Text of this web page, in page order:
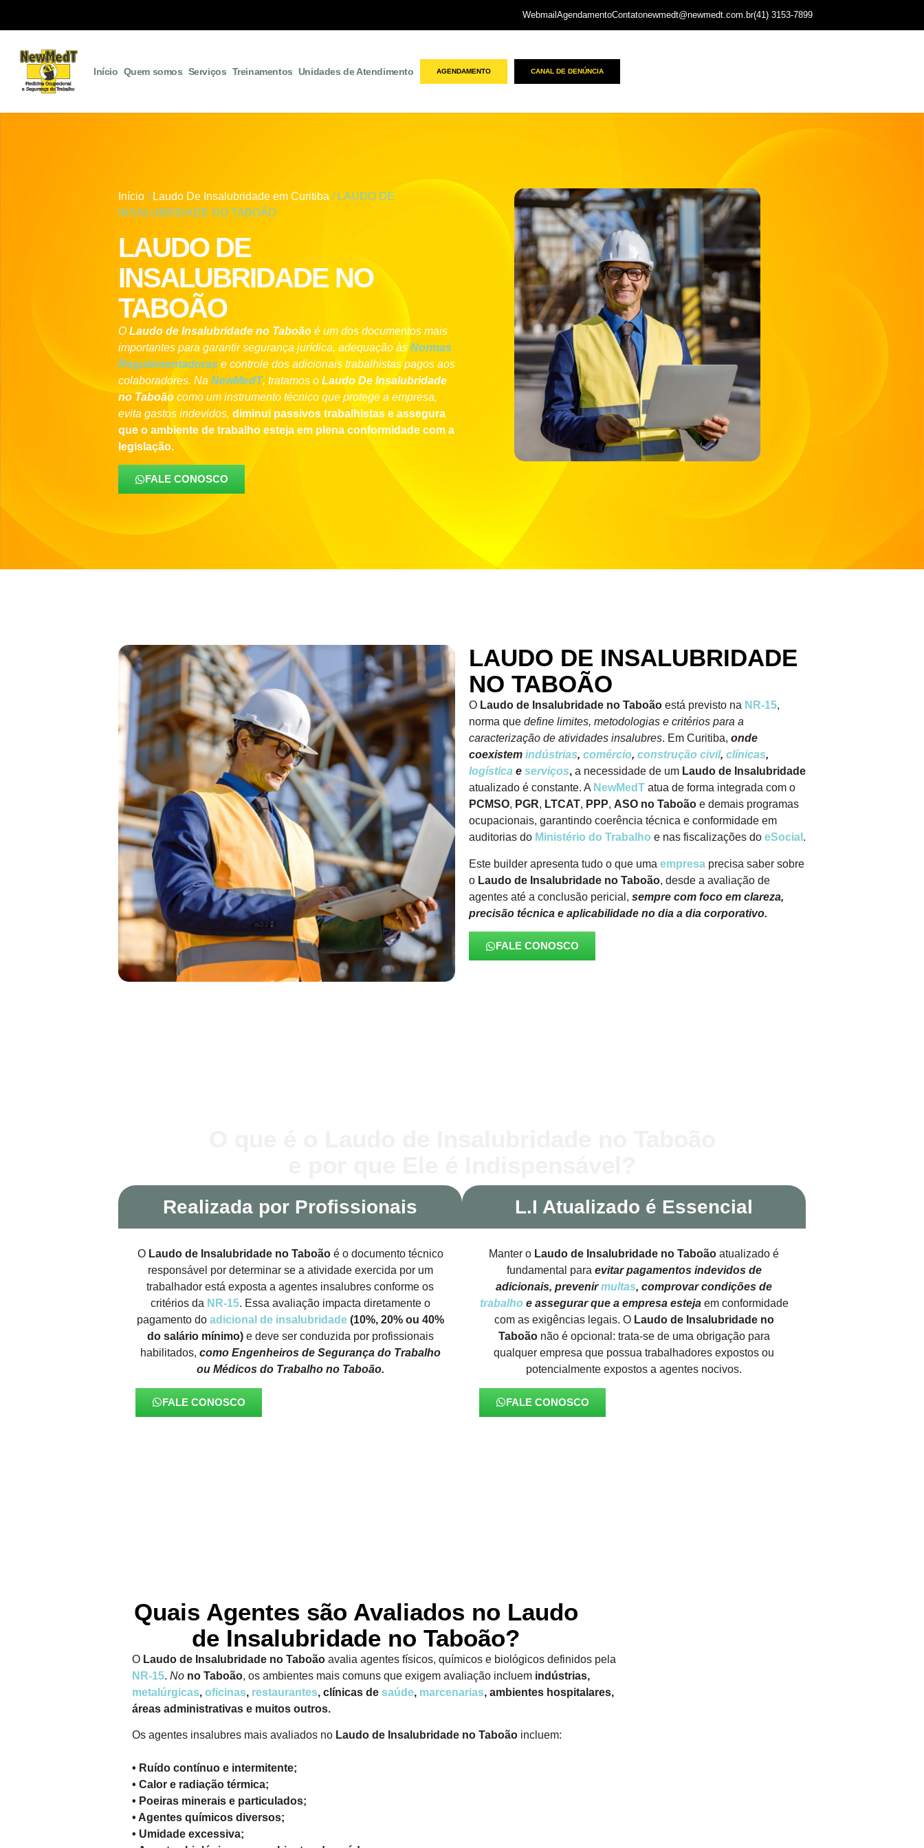
Webmail AgendamentoContatonewmedt@newmedt.com.br(41) 3153-7899
Início Quem somos Serviços Treinamentos Unidades de Atendimento AGENDAMENTO CANAL DE DENÚNCIA
Início / Laudo De Insalubridade em Curitiba / LAUDO DE
INSALUBRIDADE NO TABOÃO
LAUDO DE
INSALUBRIDADE NO
TABOÃO
O Laudo de Insalubridade no Taboão é um dos documentos mais
importantes para garantir segurança jurídica, adequação àsNormas
Regulamentadoras e controle dos adicionais trabalhistas pagos aos
colaboradores. Na NewMedT, tratamos o Laudo De Insalubridade
no Taboão como um instrumento técnico que protege a empresa,
evita gastos indevidos, diminui passivos trabalhistas e assegura
que o ambiente de trabalho esteja em plena conformidade com a
legislação.
FALE CONOSCO
LAUDO DE INSALUBRIDADE
NO TABOÃO
O Laudo de Insalubridade no Taboão está previsto na NR-15,
norma que define limites, metodologias e critérios para a
caracterização de atividades insalubres. Em Curitiba, onde
coexistem indústrias, comércio, construção civil, clínicas,
logística e serviços, a necessidade de um Laudo de Insalubridade
atualizado é constante. A NewMedT atua de forma integrada com o
PCMSO, PGR, LTCAT, PPP, ASO no Taboão e demais programas
ocupacionais, garantindo coerência técnica e conformidade em
auditorias do Ministério do Trabalho e nas fiscalizações do eSocial .
Este builder apresenta tudo o que uma empresa precisa saber sobre
o Laudo de Insalubridade no Taboão, desde a avaliação de
agentes até a conclusão pericial, sempre com foco em clareza,
precisão técnica e aplicabilidade no dia a dia corporativo.
FALE CONOSCO
Realizada por Profissionais
O Laudo de Insalubridade no Taboãoé o documento técnico
responsável por determinar se a atividade exercida por um
trabalhador está exposta a agentes insalubres conforme os
critérios da NR-15. Essa avaliação impacta diretamente o
pagamento do adicional de insalubridade (10%, 20% ou 40%
do salário mínimo)e deve ser conduzida por profissionais
habilitados, como Engenheiros de Segurança do Trabalho
ou Médicos do Trabalho no Taboão.
FALE CONOSCO
L.I Atualizado é Essencial
Manter o Laudo de Insalubridade no Taboão atualizado é
fundamental para evitar pagamentos indevidos de
adicionais, prevenirmultas, comprovar condições de
trabalhoe assegurar que a empresa esteja em conformidade
com as exigências legais. O Laudo de Insalubridade no
Taboãonão é opcional: trata-se de uma obrigação para
qualquer empresa que possua trabalhadores expostos ou
potencialmente expostos a agentes nocivos.
FALE CONOSCO
Quais Agentes são Avaliados no Laudo
de Insalubridade no Taboão?
O Laudo de Insalubridade no Taboão avalia agentes físicos, químicos e biológicos definidos pela
NR-15. No no Taboão, os ambientes mais comuns que exigem avaliação incluem indústrias,
metalúrgicas, oficinas, restaurantes, clínicas de saúde, marcenarias, ambientes hospitalares,
áreas administrativas e muitos outros.
Os agentes insalubres mais avaliados no Laudo de Insalubridade no Taboão incluem:
• Ruído contínuo e intermitente;
• Calor e radiação térmica;
• Poeiras minerais e particulados;
• Agentes químicos diversos;
• Umidade excessiva;